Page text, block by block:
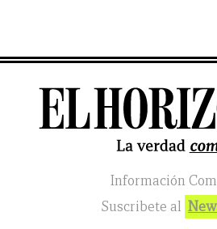
Información
Suscribete al